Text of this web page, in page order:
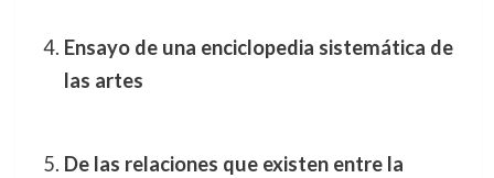
Ensayo de una enciclopedia sistemática de
las artes
De las relaciones que existen entre la